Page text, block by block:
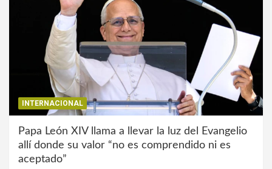
INTERNACIONAL
Papa León XIV llama a llevar la luz del Evangelio
allí donde su valor “no es comprendido ni es
aceptado”